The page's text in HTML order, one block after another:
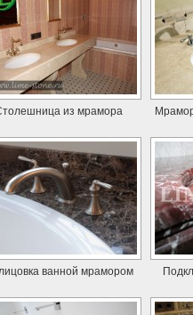
из мрамора
ванной мрамором